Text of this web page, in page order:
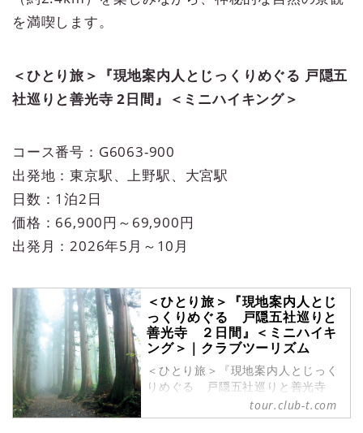
を満喫します。
＜ひとり旅＞『現地案内人とじっくりめぐる 戸隠五
社巡りと善光寺 2日間』＜ミニハイキング＞
コース番号：G6063-900
出発地：東京駅、上野駅、大宮駅
日数：1泊2日
価格：66,900円～69,900円
出発月：2026年5月～10月
＜ひとり旅＞『現地案内人とじ
っくりめぐる 戸隠五社巡りと
善光寺 ２日間』＜ミニハイキ
ング＞｜クラブツーリズム
＜ひとり旅＞『現地案内人とじっく
りめぐる 戸隠五社巡りと善光寺
２日間』＜ミニハイキング＞の紹介
をしています。ツアー・旅行のお申
tour.club-t.com